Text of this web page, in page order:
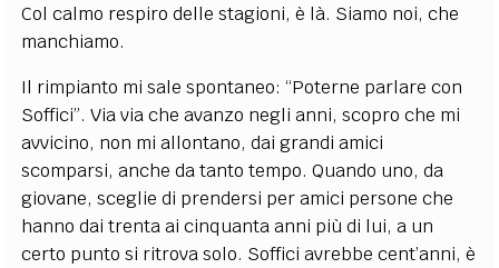
Col calmo respiro delle stagioni, è là. Siamo noi, che
manchiamo.
Il rimpianto mi sale spontaneo: “Poterne parlare con
Soffici”. Via via che avanzo negli anni, scopro che mi
avvicino, non mi allontano, dai grandi amici
scomparsi, anche da tanto tempo. Quando uno, da
giovane, sceglie di prendersi per amici persone che
hanno dai trenta ai cinquanta anni più di lui, a un
certo punto si ritrova solo. Soffici avrebbe cent’anni, è